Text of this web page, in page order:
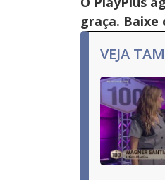
key
activating
the
button.
graça. Baixe
VEJA